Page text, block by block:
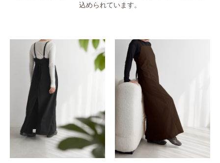
込められています。